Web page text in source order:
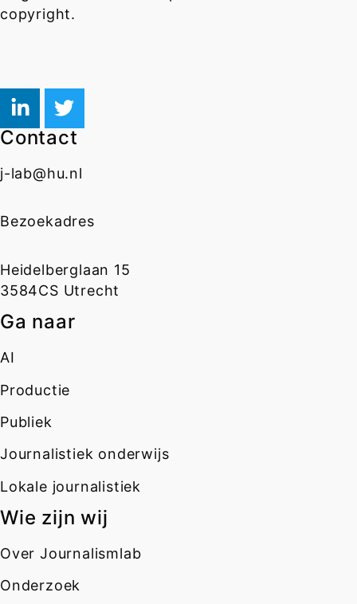
copyright.
Contact
j-lab@hu.nl
Bezoekadres
Heidelberglaan 15
3584CS Utrecht
Ga naar
AI
Productie
Publiek
Journalistiek onderwijs
Lokale journalistiek
Wie zijn wij
Over Journalismlab
Onderzoek